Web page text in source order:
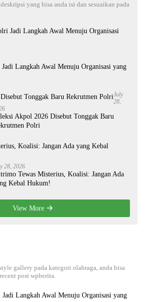
yang bisa anda isi dan sesuaikan pada
Langkah Awal Menuju Organisasi yang
July
28,
Akpol 2026 Disebut Tonggak Baru
Polri
28, 2026
Tewas Misterius, Koalisi: Jangan Ada
Kebal Hukum!
View More
gallery pada kategori olahraga, anda bisa
post wpberita.